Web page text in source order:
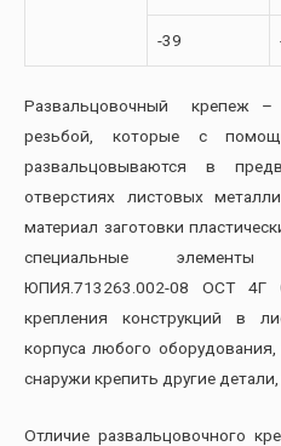
-39
Развальцовочный крепеж –
резьбой, которые с
развальцовываются в
отверстиях листовых
материал заготовки
специальные элементы
ЮПИЯ.713263.002-08 ОСТ 4Г
крепления конструкций в
корпуса любого
снаружи крепить другие
Отличие развальцовочного